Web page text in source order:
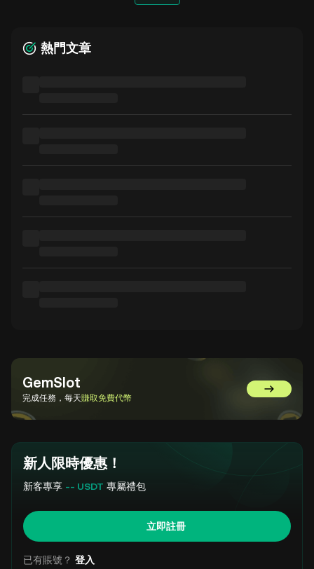
熱門文章
GemSlot
完成任務，每天賺取免費代幣 前往
新人限時優惠！
新客專享 -- USDT 專屬禮包
立即註冊
已有賬號？ 登入